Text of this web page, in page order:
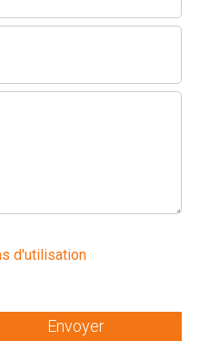
d'utilisation
Envoyer